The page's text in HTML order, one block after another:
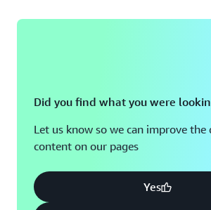
Did you find what you were
Let us know so we can improve
content on our pages
Yes